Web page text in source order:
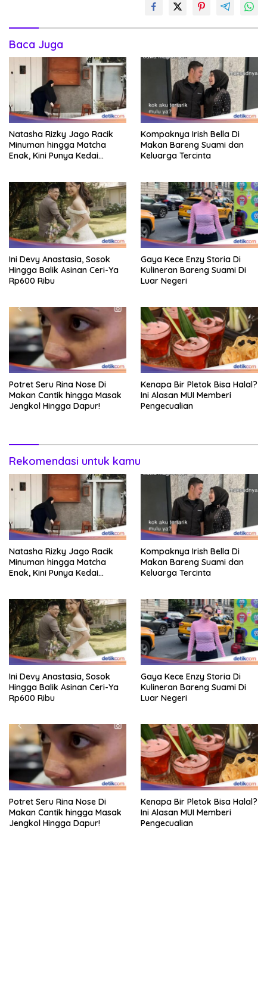
Baca Juga
Natasha Rizky Jago Racik
Minuman hingga Matcha
Enak, Kini Punya Kedai
Kompaknya Irish Bella Di
Makan Bareng Suami dan
Keluarga Tercinta
Ini Devy Anastasia, Sosok
Hingga Balik Asinan Ceri-Ya
Rp600 Ribu
Gaya Kece Enzy Storia Di
Kulineran Bareng Suami Di
Luar Negeri
Potret Seru Rina Nose Di
Makan Cantik hingga Masak
Jengkol Hingga Dapur!
Kenapa Bir Pletok Bisa Halal?
Ini Alasan MUI Memberi
Pengecualian
Rekomendasi untuk kamu
Natasha Rizky Jago Racik
Minuman hingga Matcha
Enak, Kini Punya Kedai
Kompaknya Irish Bella Di
Makan Bareng Suami dan
Keluarga Tercinta
Ini Devy Anastasia, Sosok
Hingga Balik Asinan Ceri-Ya
Rp600 Ribu
Gaya Kece Enzy Storia Di
Kulineran Bareng Suami Di
Luar Negeri
Potret Seru Rina Nose Di
Makan Cantik hingga Masak
Jengkol Hingga Dapur!
Kenapa Bir Pletok Bisa Halal?
Ini Alasan MUI Memberi
Pengecualian